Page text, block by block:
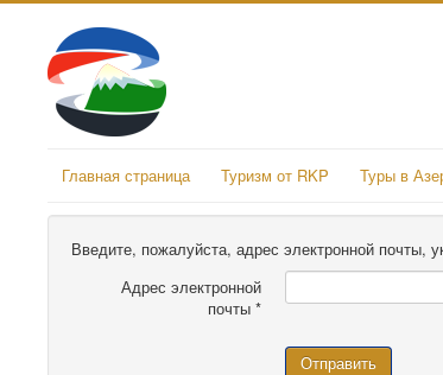
Главная страница Туризм от RKP Туры в
Введите, пожалуйста, адрес электронной почты,
Адрес электронной
почты *
Отправить